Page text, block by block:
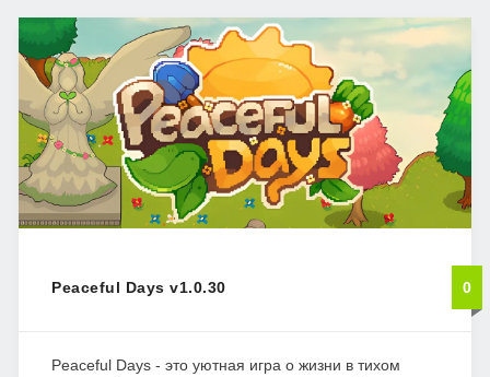
Peaceful Days v1.0.30 0
Peaceful Days - это уютная игра о жизни в тихом